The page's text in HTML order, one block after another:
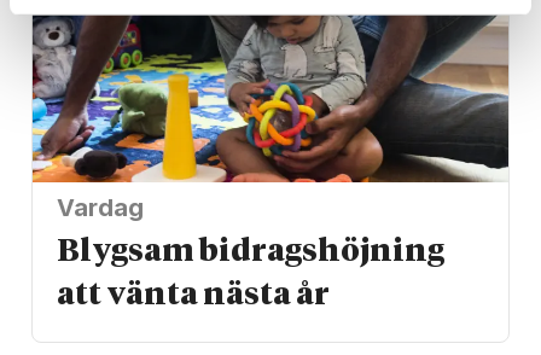
Vardag
Blygsam bidrags­höjning
att vänta nästa år